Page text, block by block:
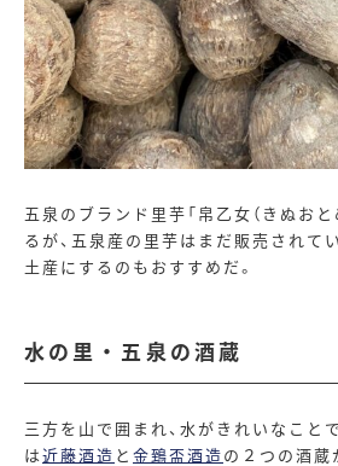
五泉のブランド里芋「帛乙女（きぬおと
るが、五泉産の里芋はまだ販売されて
土産にするのもおすすめだ。
水の里・五泉の酒蔵
三方を山で囲まれ、水がきれいなこと
は近藤酒造 と 金鵄盃酒造の２つの酒蔵